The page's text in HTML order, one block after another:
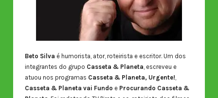
Beto Silva é humorista, ator, roteirista e escritor. Um dos
integrantes do grupo Casseta & Planeta, escreveu e
atuou nos programas Casseta & Planeta, Urgente!,
Casseta & Planeta vai Fundo e Procurando Casseta &